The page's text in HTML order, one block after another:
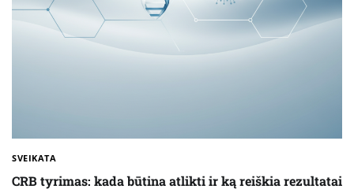
SVEIKATA
CRB tyrimas: kada būtina atlikti ir ką reiškia rezultatai